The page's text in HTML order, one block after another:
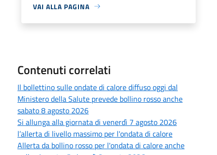
VAI ALLA PAGINA
Contenuti correlati
Il bollettino sulle ondate di calore diffuso oggi dal
Ministero della Salute prevede bollino rosso anche
sabato 8 agosto 2026
Si allunga alla giornata di venerdì 7 agosto 2026
l’allerta di livello massimo per l'ondata di calore
Allerta da bollino rosso per l'ondata di calore anche